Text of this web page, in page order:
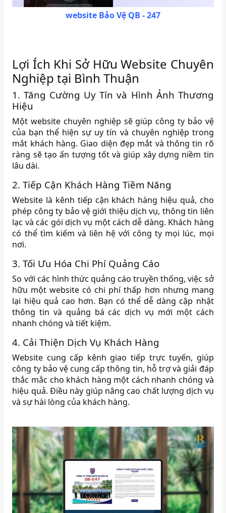
website Bảo Vệ QB - 247
Lợi Ích Khi Sở Hữu Website Chuyên
Nghiệp tại Bình Thuận
1. Tăng Cường Uy Tín và Hình Ảnh Thương
Hiệu
Một website chuyên nghiệp sẽ giúp công ty bảo vệ
của bạn thể hiện sự uy tín và chuyên nghiệp trong
mắt khách hàng. Giao diện đẹp mắt và thông tin rõ
ràng sẽ tạo ấn tượng tốt và giúp xây dựng niềm tin
lâu dài.
2. Tiếp Cận Khách Hàng Tiềm Năng
Website là kênh tiếp cận khách hàng hiệu quả, cho
phép công ty bảo vệ giới thiệu dịch vụ, thông tin liên
lạc và các gói dịch vụ một cách dễ dàng. Khách hàng
có thể tìm kiếm và liên hệ với công ty mọi lúc, mọi
nơi.
3. Tối Ưu Hóa Chi Phí Quảng Cáo
So với các hình thức quảng cáo truyền thống, việc sở
hữu một website có chi phí thấp hơn nhưng mang
lại hiệu quả cao hơn. Bạn có thể dễ dàng cập nhật
thông tin và quảng bá các dịch vụ mới một cách
nhanh chóng và tiết kiệm.
4. Cải Thiện Dịch Vụ Khách Hàng
Website cung cấp kênh giao tiếp trực tuyến, giúp
công ty bảo vệ cung cấp thông tin, hỗ trợ và giải đáp
thắc mắc cho khách hàng một cách nhanh chóng và
hiệu quả. Điều này giúp nâng cao chất lượng dịch vụ
và sự hài lòng của khách hàng.